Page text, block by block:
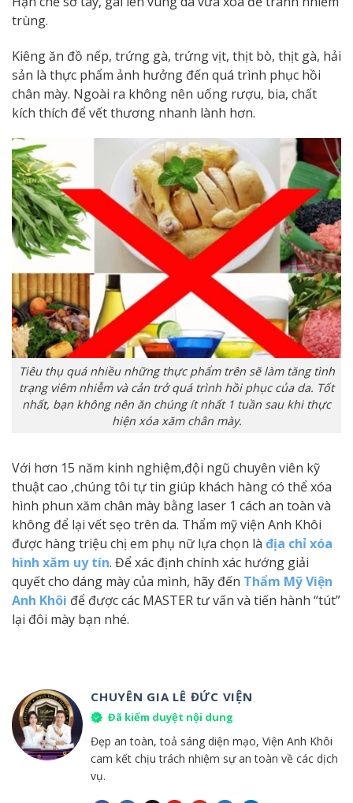
trùng.
Kiêng ăn đồ nếp, trứng gà, trứng vịt, thịt bò, thịt gà, hải
sản là thực phẩm ảnh hưởng đến quá trình phục hồi
chân mày. Ngoài ra không nên uống rượu, bia, chất
kích thích để vết thương nhanh lành hơn.
Tiêu thụ quá nhiều những thực phẩm trên sẽ làm tăng tình
trạng viêm nhiễm và cản trở quá trình hồi phục của da. Tốt
nhất, bạn không nên ăn chúng ít nhất 1 tuần sau khi thực
hiện xóa xăm chân mày.
Với hơn 15 năm kinh nghiệm,đội ngũ chuyên viên kỹ
thuật cao ,chúng tôi tự tin giúp khách hàng có thể xóa
hình phun xăm chân mày bằng laser 1 cách an toàn và
không để lại vết sẹo trên da. Thẩm mỹ viện Anh Khôi
được hàng triệu chị em phụ nữ lựa chọn là địa chỉ xóa
hình xăm uy tín. Để xác định chính xác hướng giải
quyết cho dáng mày của mình, hãy đến Thẩm Mỹ Viện
Anh Khôi để được các MASTER tư vấn và tiến hành “tút”
lại đôi mày bạn nhé.
CHUYÊN GIA LÊ ĐỨC VIỆN
Đã kiểm duyệt nội dung
Đẹp an toàn, toả sáng diện mạo, Viện Anh Khôi
cam kết chịu trách nhiệm sự an toàn về các dịch
vụ.